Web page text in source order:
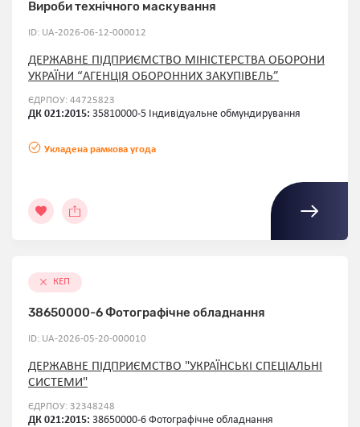
Вироби технічного маскування
ID: UA-2026-06-12-000012
ДЕРЖАВНЕ ПІДПРИЄМСТВО МІНІСТЕРСТВА ОБОРОНИ
УКРАЇНИ “АГЕНЦІЯ ОБОРОННИХ ЗАКУПІВЕЛЬ”
ЄДРПОУ: 44725823
ДК 021:2015: 35810000-5 Індивідуальне обмундирування
Укладена рамкова угода
КЕП
38650000-6 Фотографічне обладнання
ID: UA-2026-05-20-000010
ДЕРЖАВНЕ ПІДПРИЄМСТВО "УКРАЇНСЬКІ СПЕЦІАЛЬНІ
СИСТЕМИ"
ЄДРПОУ: 32348248
ДК 021:2015: 38650000-6 Фотографічне обладнання